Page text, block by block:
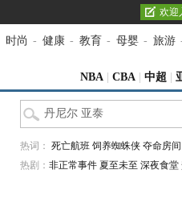
欢迎
时尚 - 健康 - 教育 - 母婴 - 旅游
NBA CBA 中超
热词： 死亡航班 饲养蜘蛛侠 夺命房间
热剧： 非正常事件 夏至未至 深夜食堂